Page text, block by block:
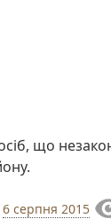
що
6 серпня 2015